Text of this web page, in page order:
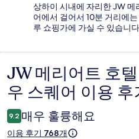
상하이 시내에 자리한 JW 메
어에서 걸어서 10분 거리에
루 쇼핑가에 가실 수 있습니
이
용
후
기
JW 메리어트 호
우 스퀘어 이용 후
9.2 매우 훌륭해요
이용 후기 768개